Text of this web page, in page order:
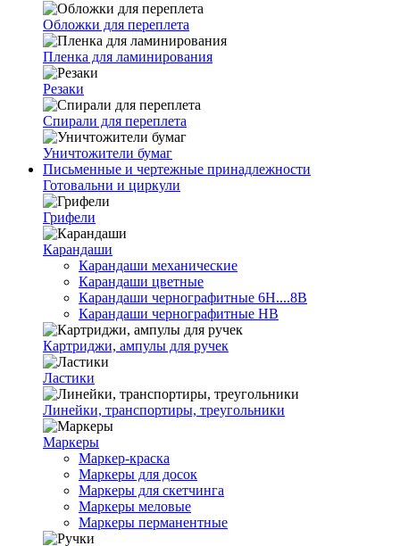
Обложки для переплета
Пленка для ламинирования
Резаки
Спирали для переплета
Уничтожители бумаг
Письменные и чертежные принадлежности
Готовальни и циркули
Грифели
Карандаши
Карандаши механические
Карандаши цветные
Карандаши чернографитные 6H....8B
Карандаши чернографитные HB
Картриджи, ампулы для ручек
Ластики
Линейки, транспортиры, треугольники
Маркеры
Маркер-краска
Маркеры для досок
Маркеры для скетчинга
Маркеры меловые
Маркеры перманентные